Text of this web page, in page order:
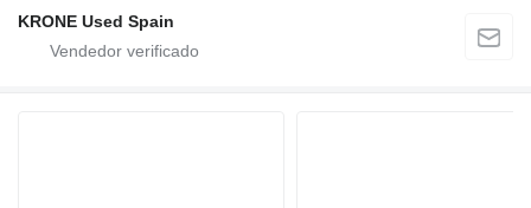
KRONE Used Spain